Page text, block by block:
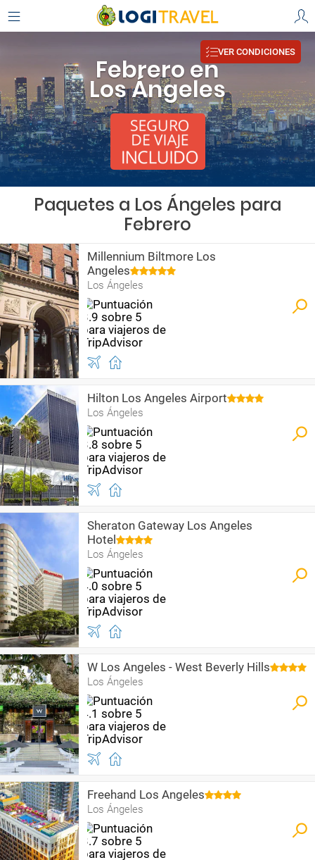
Febrero en
Los Ángeles
VER CONDICIONES
Paquetes a Los Ángeles para
Febrero
Millennium Biltmore Los
Angeles
Los Ángeles
Hilton Los Angeles Airport
Los Ángeles
Sheraton Gateway Los Angeles
Hotel
Los Ángeles
W Los Angeles - West Beverly Hills
Los Ángeles
Freehand Los Angeles
Los Ángeles